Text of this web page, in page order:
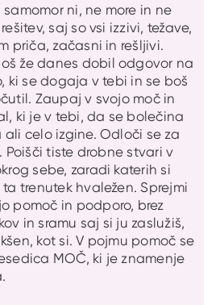
ni, ne more in ne
saj so vsi izzivi, težave,
priča, začasni in rešljivi.
že danes dobil odgovor na
ki se dogaja v tebi in se boš
Zaupaj v svojo moč in
ki je v tebi, da se bolečina
ali celo izgine. Odloči se za
Poišči tiste drobne stvari v
sebe, zaradi katerih si
ta trenutek hvaležen. Sprejmi
pomoč in podporo, brez
in sramu saj si ju zaslužiš,
kot si. V pojmu pomoč se
MOČ, ki je znamenje